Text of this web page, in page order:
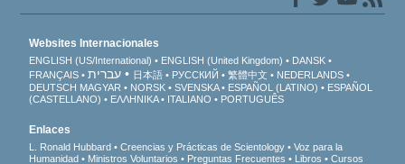
Websites Internacionales
ENGLISH (US/International) ENGLISH (United Kingdom)
DANSK
FRANÇAIS
עברית 日本語 РУССКИЙ 繁體中文
NEDERLANDS
DEUTSCH MAGYAR NORSK SVENSKA ESPAÑOL (LATINO)
ESPAÑOL
(CASTELLANO)
ΕΛΛΗΝΙΚA ITALIANO PORTUGUÊS
Enlaces
L. Ronald Hubbard Creencias y Prácticas de Scientology
Voz para la
Humanidad
Ministros Voluntarios Preguntas Frecuentes Libros Cursos